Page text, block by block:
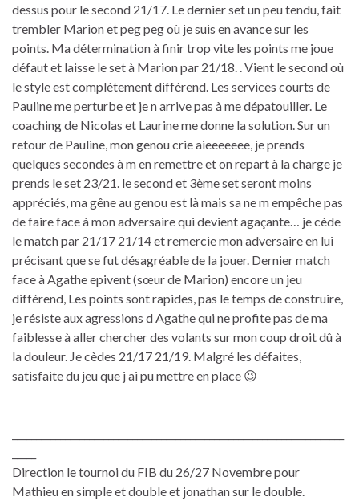
dessus pour le second 21/17. Le dernier set un peu tendu, fait
trembler Marion et peg peg où je suis en avance sur les
points. Ma détermination à finir trop vite les points me joue
défaut et laisse le set à Marion par 21/18. . Vient le second où
le style est complètement différend. Les services courts de
Pauline me perturbe et je n arrive pas à me dépatouiller. Le
coaching de Nicolas et Laurine me donne la solution. Sur un
retour de Pauline, mon genou crie aieeeeeee, je prends
quelques secondes à m en remettre et on repart à la charge je
prends le set 23/21. le second et 3ème set seront moins
appréciés, ma gêne au genou est là mais sa ne m empêche pas
de faire face à mon adversaire qui devient agaçante… je cède
le match par 21/17 21/14 et remercie mon adversaire en lui
précisant que se fut désagréable de la jouer. Dernier match
face à Agathe epivent (sœur de Marion) encore un jeu
différend, Les points sont rapides, pas le temps de construire,
je résiste aux agressions d Agathe qui ne profite pas de ma
faiblesse à aller chercher des volants sur mon coup droit dû à
la douleur. Je cèdes 21/17 21/19. Malgré les défaites,
satisfaite du jeu que j ai pu mettre en place 😉
Direction le tournoi du FIB du 26/27 Novembre pour
Mathieu en simple et double et jonathan sur le double.